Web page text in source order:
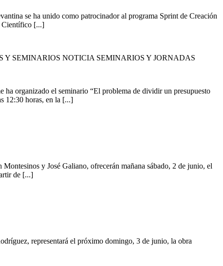
se ha unido como patrocinador al programa Sprint de Creación
Científico [...]
SEMINARIOS NOTICIA SEMINARIOS Y JORNADAS
organizado el seminario “El problema de dividir un presupuesto
12:30 horas, en la [...]
y José Galiano, ofrecerán mañana sábado, 2 de junio, el
de [...]
representará el próximo domingo, 3 de junio, la obra